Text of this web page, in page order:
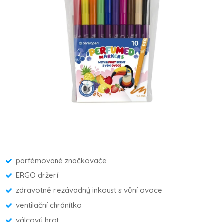
parfémované značkovače
ERGO držení
zdravotně nezávadný inkoust s vůní ovoce
ventilační chránítko
válcový hrot